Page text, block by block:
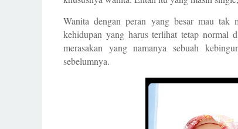
Wanita dengan peran yang besar mau tak
kehidupan yang harus terlihat tetap normal
merasakan yang namanya sebuah
sebelumnya.